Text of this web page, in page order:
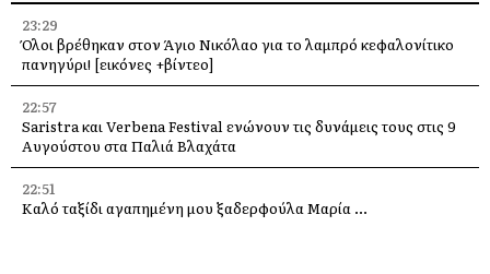
23:29
Όλοι βρέθηκαν στον Άγιο Νικόλαο για το λαμπρό κεφαλονίτικο
πανηγύρι! [εικόνες +βίντεο]
22:57
Saristra και Verbena Festival ενώνουν τις δυνάμεις τους στις 9
Αυγούστου στα Παλιά Βλαχάτα
22:51
Καλό ταξίδι αγαπημένη μου ξαδερφούλα Μαρία …